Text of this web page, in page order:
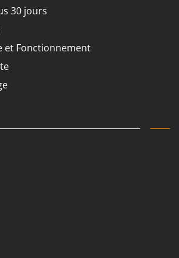
30 jours
et Fonctionnement